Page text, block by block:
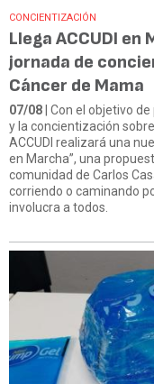
CONCIENTIZACIÓN
Llega ACCUDI en
jornada de
Cáncer de Mama
07/08 | Con el objetivo
y la concientización
ACCUDI realizará una
en Marcha”, una
comunidad de Carlos
corriendo o caminando
involucra a todos.